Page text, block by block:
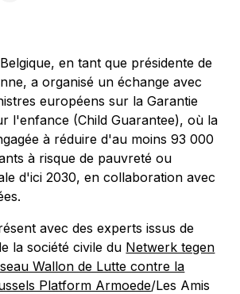
en tant que présidente de
a organisé un échange avec
européens sur la Garantie
l'enfance (Child Guarantee), où la
à réduire d'au moins 93 000
à risque de pauvreté ou
d'ici 2030, en collaboration avec
avec des experts issus de
la société civile du Netwerk tegen
Wallon de Lutte contre la
Platform Armoede/Les Amis